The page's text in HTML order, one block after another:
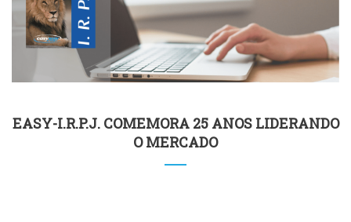
EASY-I.R.P.J. COMEMORA 25 ANOS LIDERANDO
O MERCADO